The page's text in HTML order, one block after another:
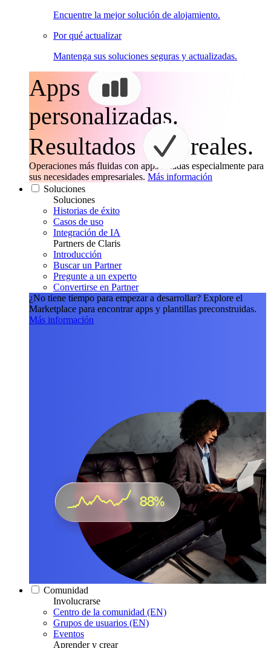
Encuentre la mejor solución de alojamiento.
Por qué actualizar
Mantenga sus soluciones seguras y actualizadas.
Apps
personalizadas.
Resultados
reales.
Operaciones más fluidas con apps creadas especialmente para
sus necesidades empresariales. Más información
Soluciones
Soluciones
Historias de éxito
Casos de uso
Integración de IA
Partners de Claris
Introducción
Buscar un Partner
Pregunte a un experto
Convertirse en Partner
¿No tiene tiempo para empezar a desarrollar? Explore el
Marketplace para encontrar apps y plantillas preconstruidas.
Más información
Comunidad
Involucrarse
Centro de la comunidad (EN)
Grupos de usuarios (EN)
Eventos
Aprender y crear